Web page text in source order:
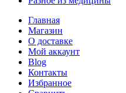
Главная
Магазин
О доставке
Мой аккаунт
Blog
Контакты
Избранное